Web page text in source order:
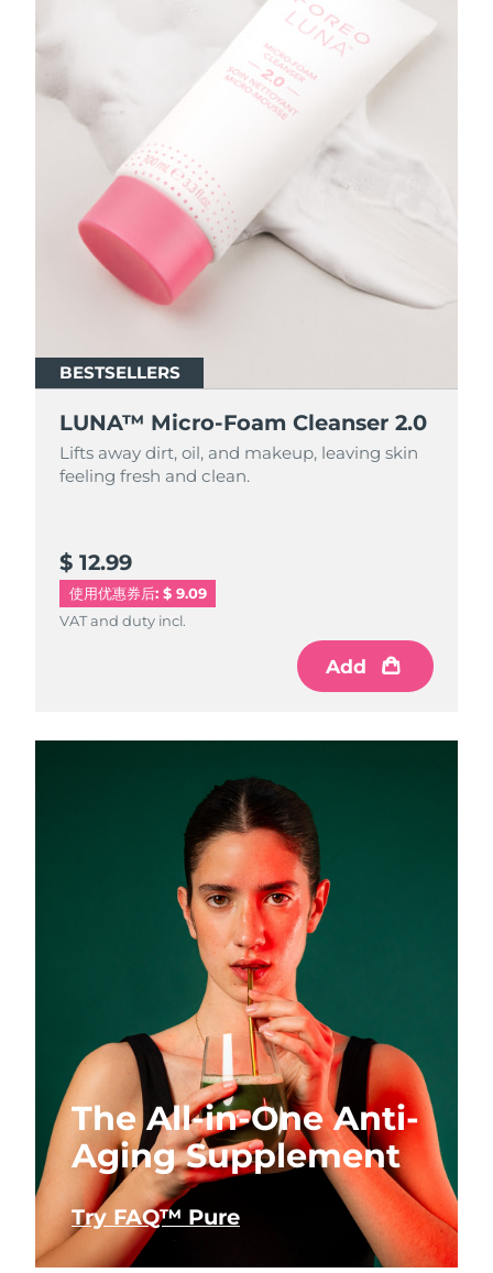
BESTSELLERS
LUNA™ Micro-Foam Cleanser 2.0
Lifts away dirt, oil, and makeup, leaving skin
feeling fresh and clean.
$ 12.99
使用优惠券后: $ 9.09
VAT and duty incl.
Add
BESTSELLERS
LUNA™ Micro-Foam Cleanser 2.0
Lifts away dirt, oil, and makeup, leaving skin
feeling fresh and clean.
$ 44.9
VAT and duty incl.
Add
The All-in-One Anti-
Aging Supplement
Try FAQ™ Pure